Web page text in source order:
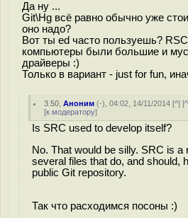
Да ну ...
Git\Hg всё равно обычно уже
оно надо?
Вот ты ed часто пользуешь?
компьютеры были большие и
драйверы :)
Только в вариант - just for fun,
3.50 ,Аноним (-), 04:02, 14/11/2014 [^] [
[к модератору]
Is SRC used to develop itself?
No. That would be silly. SRC is
several files that do, and should,
public Git repository.
Так что расходимся посоны :)